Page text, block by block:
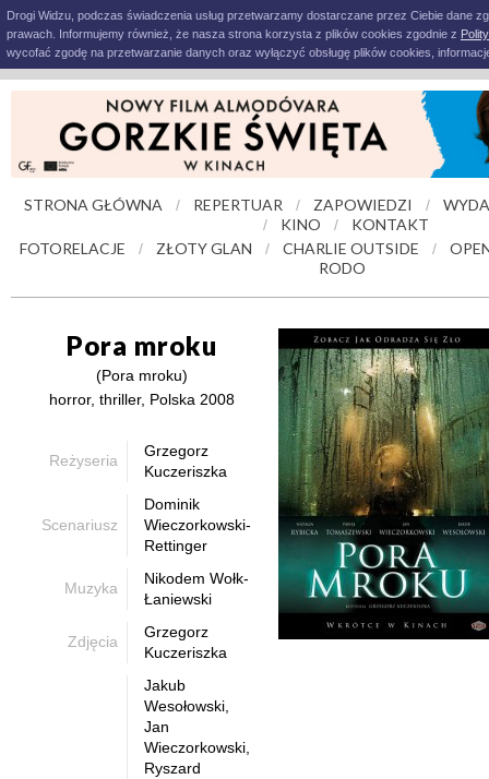
Drogi Widzu, podczas świadczenia usług przetwarzamy dostarczane przez Ciebie dane
prawach. Informujemy również, że nasza strona korzysta z plików cookies zgodnie z
wycofać zgodę na przetwarzanie danych oraz wyłączyć obsługę plików cookies,
STRONA GŁÓWNA / REPERTUAR / ZAPOWIEDZI /
/ KINO /
KONTAKT
FOTORELACJE
/ ZŁOTY GLAN / CHARLIE OUTSIDE /
RODO
Pora mroku
(Pora mroku)
horror, thriller, Polska 2008
Reżyseria
Grzegorz
Kuczeriszka
Scenariusz
Dominik
Wieczorkowski-
Rettinger
Muzyka
Nikodem Wołk-
Łaniewski
Zdjęcia
Grzegorz
Kuczeriszka
Jakub
Wesołowski,
Jan
Wieczorkowski,
Ryszard